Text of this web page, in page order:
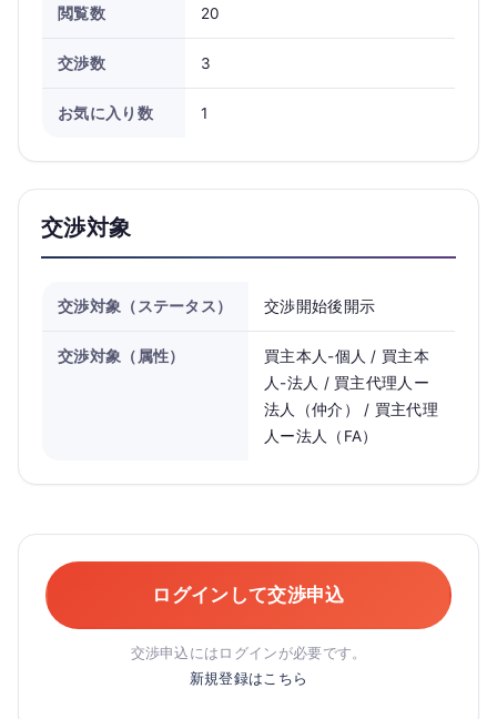
閲覧数 20
交渉数 3
お気に入り数 1
交渉対象
交渉対象（ステータス） 交渉開始後開示
交渉対象（属性）
買主本人-個人 / 買主本
人-法人 / 買主代理人ー
法人（仲介） / 買主代理
人ー法人（FA）
ログインして交渉申込
交渉申込にはログインが必要です。
新規登録はこちら